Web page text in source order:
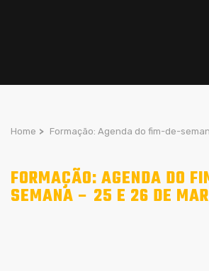
Home > Formação: Agenda do fim-de-
FORMAÇÃO: AGENDA DO
SEMANA – 25 E 26 DE